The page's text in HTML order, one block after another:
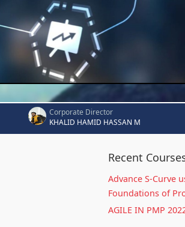
Corporate Director
KHALID HAMID HASSAN M
Recent
Advance S-Curve
Foundations of
AGILE IN PMP